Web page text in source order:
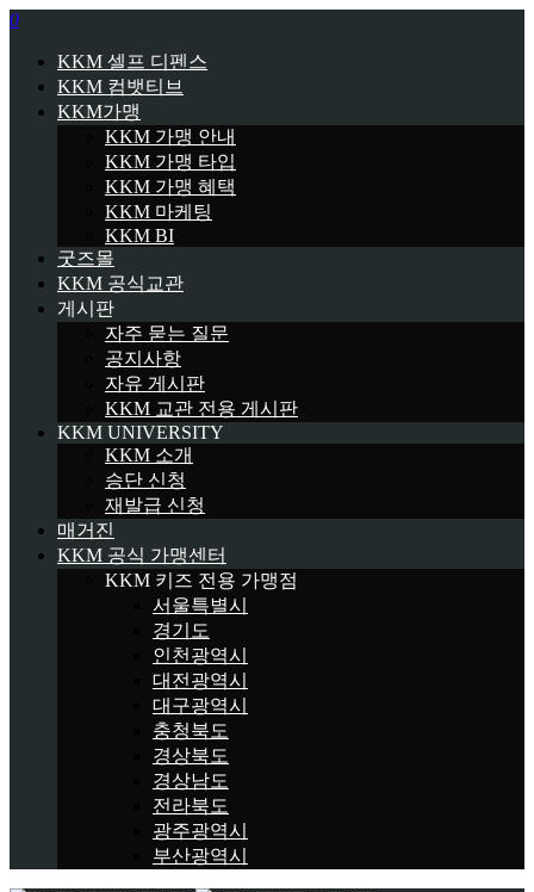
0
KKM 셀프 디펜스
KKM 컴뱃티브
KKM가맹
KKM 가맹 안내
KKM 가맹 타입
KKM 가맹 혜택
KKM 마케팅
KKM BI
굿즈몰
KKM 공식교관
게시판
자주 묻는 질문
공지사항
자유 게시판
KKM 교관 전용 게시판
KKM UNIVERSITY
KKM 소개
승단 신청
재발급 신청
매거진
KKM 공식 가맹센터
KKM 키즈 전용 가맹점
서울특별시
경기도
인천광역시
대전광역시
대구광역시
충청북도
경상북도
경상남도
전라북도
광주광역시
부산광역시